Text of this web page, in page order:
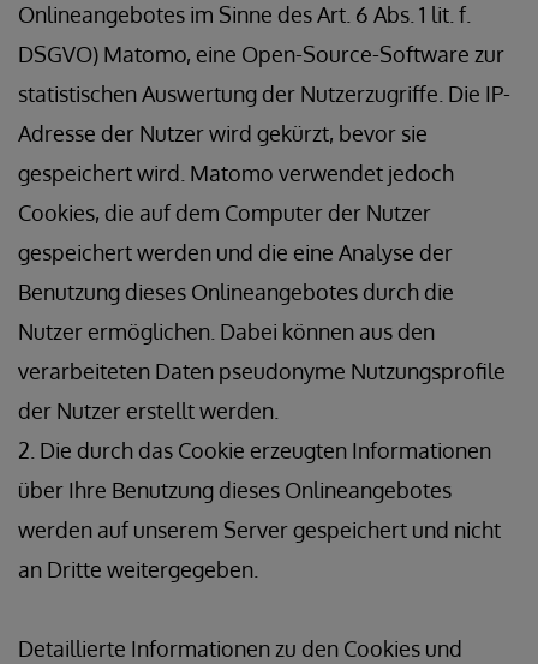
Onlineangebotes im Sinne des Art. 6 Abs. 1 lit. f.
DSGVO) Matomo, eine Open-Source-Software zur
statistischen Auswertung der Nutzerzugriffe. Die IP-
Adresse der Nutzer wird gekürzt, bevor sie
gespeichert wird. Matomo verwendet jedoch
Cookies, die auf dem Computer der Nutzer
gespeichert werden und die eine Analyse der
Benutzung dieses Onlineangebotes durch die
Nutzer ermöglichen. Dabei können aus den
verarbeiteten Daten pseudonyme Nutzungsprofile
der Nutzer erstellt werden.
2. Die durch das Cookie erzeugten Informationen
über Ihre Benutzung dieses Onlineangebotes
werden auf unserem Server gespeichert und nicht
an Dritte weitergegeben.
Detaillierte Informationen zu den Cookies und